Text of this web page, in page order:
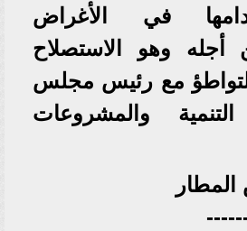
في الأغراض
وهو الاستصلاح
مع رئيس مجلس
والمشروعات